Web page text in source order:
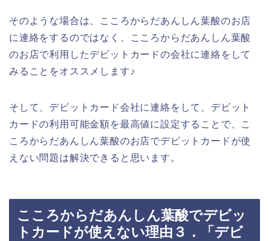
そのような場合は、こころからだあんしん葉酸のお店
に連絡をするのではなく、こころからだあんしん葉酸
のお店で利用したデビットカードの会社に連絡をして
みることをオススメします♪
そして、デビットカード会社に連絡をして、デビット
カードの利用可能金額を最高値に設定することで、こ
ころからだあんしん葉酸のお店でデビットカードが使
えない問題は解決できると思います。
こころからだあんしん葉酸でデビッ
トカードが使えない理由３．「デビ